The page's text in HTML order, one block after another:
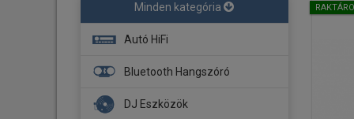
Minden kategória
Autó HiFi
Fejegység
Erősítő
Bluetooth Hangszóró
DJ Eszközök